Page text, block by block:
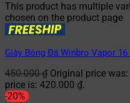
This product has multiple
chosen on the product page
Giày Bóng Đá Winbro Vapor
450.000₫ Original price
price is: 420.000 ₫.
-20%